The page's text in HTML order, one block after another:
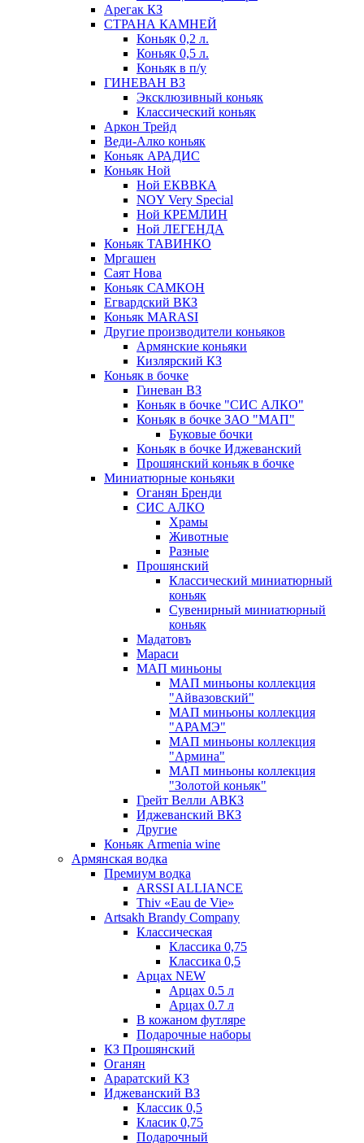
Арегак КЗ
СТРАНА КАМНЕЙ
Коньяк 0,2 л.
Коньяк 0,5 л.
Коньяк в п/у
ГИНЕВАН ВЗ
Эксклюзивный коньяк
Классический коньяк
Аркон Трейд
Веди-Алко коньяк
Коньяк АРАДИС
Коньяк Ной
Ной ЕКВВКА
NOY Very Special
Ной КРЕМЛИН
Ной ЛЕГЕНДА
Коньяк ТАВИНКО
Мргашен
Саят Нова
Коньяк САМКОН
Егвардский ВКЗ
Коньяк MARASI
Другие производители коньяков
Армянские коньяки
Кизлярский КЗ
Коньяк в бочке
Гиневан ВЗ
Коньяк в бочке "СИС АЛКО"
Коньяк в бочке ЗАО "МАП"
Буковые бочки
Коньяк в бочке Иджеванский
Прошянский коньяк в бочке
Миниатюрные коньяки
Оганян Бренди
СИС АЛКО
Храмы
Животные
Разные
Прошянский
Классический миниатюрный
коньяк
Сувенирный миниатюрный
коньяк
Мадатовъ
Мараси
МАП миньоны
МАП миньоны коллекция
"Айвазовский"
МАП миньоны коллекция
"АРАМЭ"
МАП миньоны коллекция
"Армина"
МАП миньоны коллекция
"Золотой коньяк"
Грейт Велли АВКЗ
Иджеванский ВКЗ
Другие
Коньяк Armenia wine
Армянская водка
Премиум водка
ARSSI ALLIANCE
Thiv «Eau de Vie»
Artsakh Brandy Company
Классическая
Классика 0,75
Классика 0,5
Арцах NEW
Арцах 0.5 л
Арцах 0.7 л
В кожаном футляре
Подарочные наборы
КЗ Прошянский
Оганян
Араратский КЗ
Иджеванский ВЗ
Классик 0,5
Класик 0,75
Подарочный